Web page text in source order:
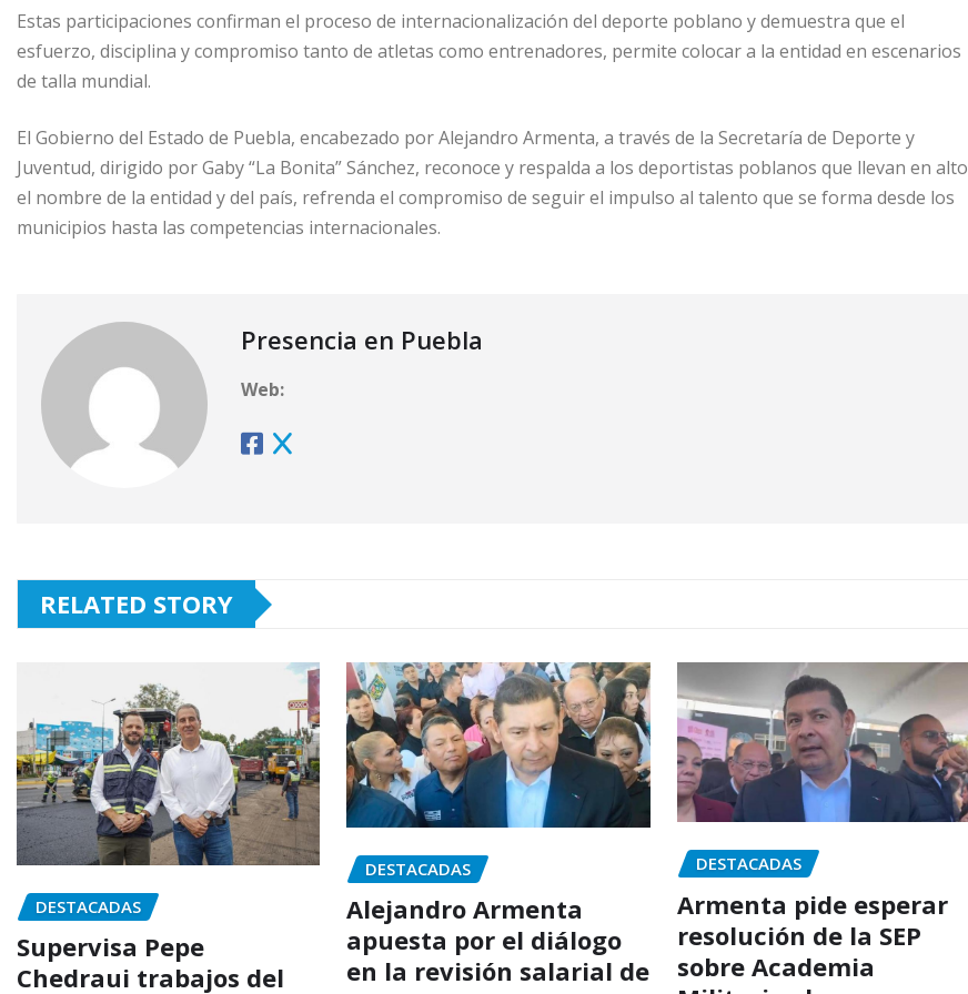
Estas participaciones confirman el proceso de internacionalización del deporte poblano y demuestra que el
esfuerzo, disciplina y compromiso tanto de atletas como entrenadores, permite colocar a la entidad en escenarios
de talla mundial.
El Gobierno del Estado de Puebla, encabezado por Alejandro Armenta, a través de la Secretaría de Deporte y
Juventud, dirigido por Gaby “La Bonita” Sánchez, reconoce y respalda a los deportistas poblanos que llevan en alto
el nombre de la entidad y del país, refrenda el compromiso de seguir el impulso al talento que se forma desde los
municipios hasta las competencias internacionales.
Presencia en Puebla
Web:
RELATED STORY
DESTACADAS
Supervisa Pepe
Chedraui trabajos del
DESTACADAS
Alejandro Armenta
apuesta por el diálogo
en la revisión salarial de
DESTACADAS
Armenta pide esperar
resolución de la SEP
sobre Academia